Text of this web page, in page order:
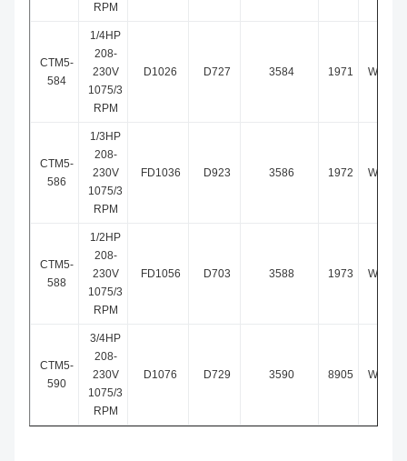
RPM
CTM5-
584
1/4HP
208-
230V
1075/3
RPM
D1026 D727 3584 1971
CTM5-
586
1/3HP
208-
230V
1075/3
RPM
FD1036 D923 3586 1972
CTM5-
588
1/2HP
208-
230V
1075/3
RPM
FD1056 D703 3588 1973
CTM5-
590
3/4HP
208-
230V
1075/3
RPM
D1076 D729 3590 8905